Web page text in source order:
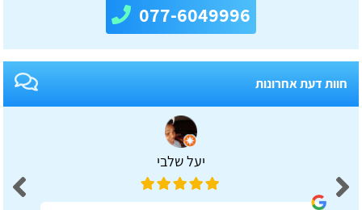
077-6049996
חוות דעת אחרונות
יעל שלבי